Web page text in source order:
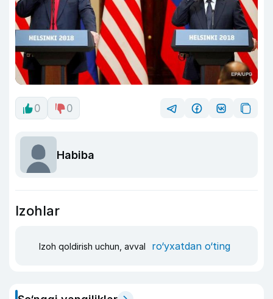
0 0
Habiba
Izohlar
Izoh qoldirish uchun, avval ro‘yxatdan o‘ting